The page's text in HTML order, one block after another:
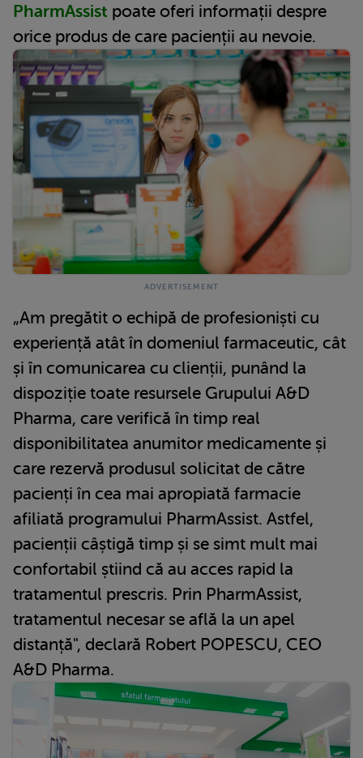
PharmAssist poate oferi informații despre
orice produs de care pacienții au nevoie.
„Am pregătit o echipă de profesioniști cu
experiență atât în domeniul farmaceutic, cât
și în comunicarea cu clienții, punând la
dispoziție toate resursele Grupului A&D
Pharma, care verifică în timp real
disponibilitatea anumitor medicamente și
care rezervă produsul solicitat de către
pacienți în cea mai apropiată farmacie
afiliată programului PharmAssist. Astfel,
pacienții câștigă timp și se simt mult mai
confortabil știind că au acces rapid la
tratamentul prescris. Prin PharmAssist,
tratamentul necesar se află la un apel
distanță", declară Robert POPESCU, CEO
A&D Pharma.